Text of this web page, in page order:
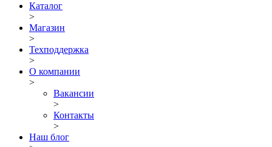
Каталог
>
Магазин
>
Техподдержка
>
О компании
>
Вакансии
>
Контакты
>
Наш блог